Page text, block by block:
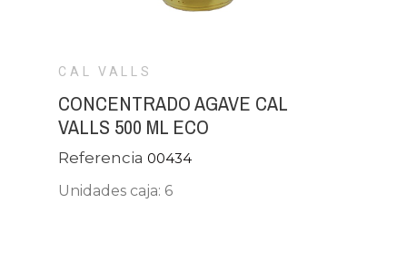
CAL VALLS
CONCENTRADO AGAVE CAL
VALLS 500 ML ECO
Referencia00434
Unidades caja: 6